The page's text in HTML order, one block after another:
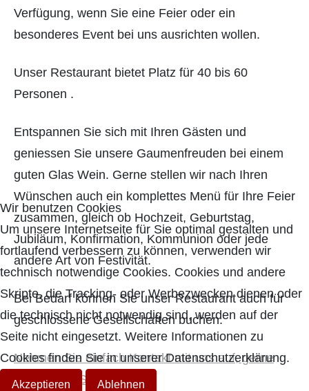
Verfügung, wenn Sie eine Feier oder ein
besonderes Event bei uns ausrichten wollen.
Unser Restaurant bietet Platz für 40 bis 60
Personen .
Entspannen Sie sich mit Ihren Gästen und
geniessen Sie unsere Gaumenfreuden bei einem
guten Glas Wein. Gerne stellen wir nach Ihren
Wünschen auch ein komplettes Menü für Ihre Feier
zusammen, gleich ob Hochzeit, Geburtstag,
Jubiläum, Konfirmation, Kommunion oder jede
andere Art von Festivität.
Bei Bedarf können Sie unser Restaurant auch für
geschlossene Gesellschaften buchen.
Nehmen Sie einfach Kontakt mit uns auf, gerne
beraten wir Sie!
Wir benutzen Cookies
Um unsere Internetseite für Sie optimal gestalten und
fortlaufend verbessern zu können, verwenden wir
technisch notwendige Cookies. Cookies und andere
Skripte, die Tracking- oder Werbezwecken dienen oder
die technisch nicht notwendig sind, werden auf der
Seite nicht eingesetzt. Weitere Informationen zu
Cookies finden Sie in unserer Datenschutzerklärung.
Akzeptieren Ablehnen